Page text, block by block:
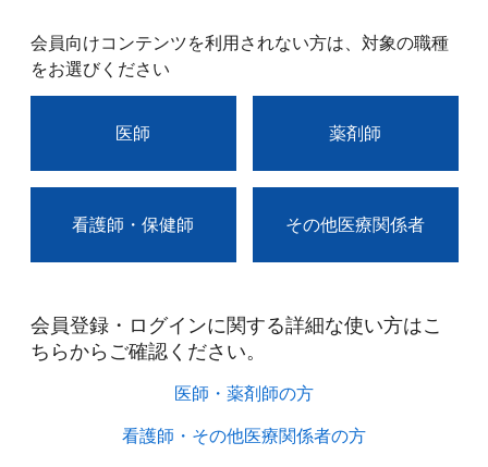
会員向けコンテンツを利用されない方は、対象の職種
をお選びください
医師 薬剤師
看護師・保健師 その他医療関係者
会員登録・ログインに関する詳細な使い方はこ
ちらからご確認ください。​
医師・薬剤師の方​
看護師・その他医療関係者の方​